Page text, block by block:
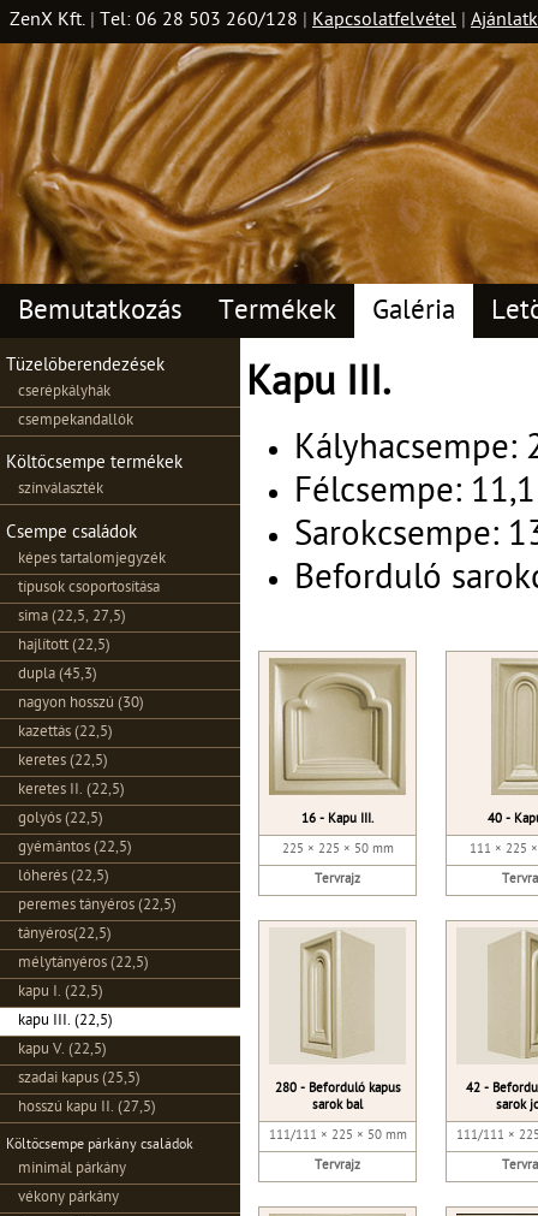
ZenX Kft. Tel: 06 28 503 260/128 Kapcsolatfelvétel
Bemutatkozás Termékek Galéria
Tüzelőberendezések
cserépkályhák
csempekandallók
Költőcsempe termékek
színválaszték
Csempe családok
képes tartalomjegyzék
típusok csoportosítása
sima (22,5, 27,5)
hajlított (22,5)
dupla (45,3)
nagyon hosszú (30)
kazettás (22,5)
keretes (22,5)
keretes II. (22,5)
golyós (22,5)
gyémántos (22,5)
lóherés (22,5)
peremes tányéros (22,5)
tányéros(22,5)
mélytányéros (22,5)
kapu I. (22,5)
kapu III. (22,5)
kapu V. (22,5)
szadai kapus (25,5)
hosszú kapu II. (27,5)
Költőcsempe párkány családok
minimál párkány
vékony párkány
Kapu III.
Kályhacsempe:
Félcsempe:
Sarokcsempe:
Beforduló
16 - Kapu III.
225 × 225 × 50 mm
Tervrajz
40 -
111 × 225
280 - Beforduló kapus
sarok bal
111/111 × 225 × 50 mm
Tervrajz
42 -
sarok
111/111 ×